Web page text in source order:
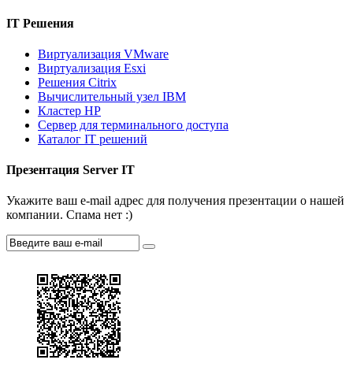
IT Решения
Виртуализация VMware
Виртуализация Esxi
Решения Citrix
Вычислительный узел IBM
Кластер HP
Сервер для терминального доступа
Каталог IT решений
Презентация Server IT
Укажите ваш e-mail адрес для получения презентации о нашей
компании. Спама нет :)